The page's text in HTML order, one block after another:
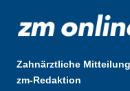
Zahnärztliche
zm-Redaktion